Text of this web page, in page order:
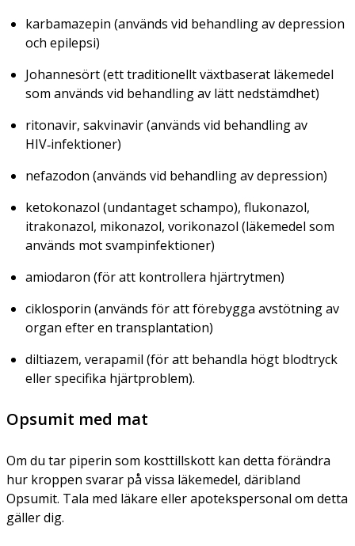
karbamazepin (används vid behandling av depression
och epilepsi)
Johannesört (ett traditionellt växtbaserat läkemedel
som används vid behandling av lätt nedstämdhet)
ritonavir, sakvinavir (används vid behandling av
HIV‑infektioner)
nefazodon (används vid behandling av depression)
ketokonazol (undantaget schampo), flukonazol,
itrakonazol, mikonazol, vorikonazol (läkemedel som
används mot svampinfektioner)
amiodaron (för att kontrollera hjärtrytmen)
ciklosporin (används för att förebygga avstötning av
organ efter en transplantation)
diltiazem, verapamil (för att behandla högt blodtryck
eller specifika hjärtproblem).
Opsumit med mat
Om du tar piperin som kosttillskott kan detta förändra
hur kroppen svarar på vissa läkemedel, däribland
Opsumit. Tala med läkare eller apotekspersonal om detta
gäller dig.